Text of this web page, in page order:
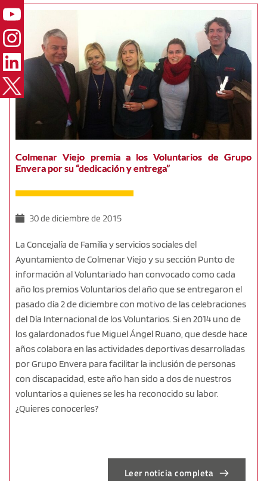
Colmenar Viejo premia a los Voluntarios de Grupo
Envera por su “dedicación y entrega”
30 de diciembre de 2015
La Concejalía de Familia y servicios sociales del
Ayuntamiento de Colmenar Viejo y su sección Punto de
información al Voluntariado han convocado como cada
año los premios Voluntarios del año que se entregaron el
pasado día 2 de diciembre con motivo de las celebraciones
del Día Internacional de los Voluntarios. Si en 2014 uno de
los galardonados fue Miguel Ángel Ruano, que desde hace
años colabora en las actividades deportivas desarrolladas
por Grupo Envera para facilitar la inclusión de personas
con discapacidad, este año han sido a dos de nuestros
voluntarios a quienes se les ha reconocido su labor.
¿Quieres conocerles?
Leer noticia completa